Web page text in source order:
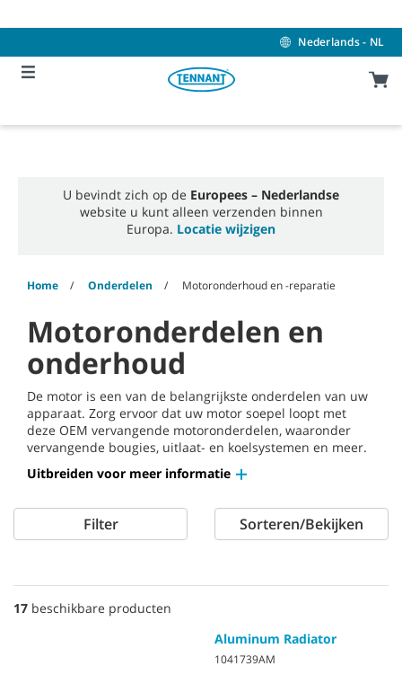
to
to
menu
Nederlands - NL
U bevindt zich op de Europees – Nederlandse
website u kunt alleen verzenden binnen
Europa. Locatie wijzigen
Home Onderdelen Motoronderhoud en -reparatie
Motoronderdelen en
onderhoud
De motor is een van de belangrijkste onderdelen van uw
apparaat. Zorg ervoor dat uw motor soepel loopt met
deze OEM vervangende motoronderdelen, waaronder
vervangende bougies, uitlaat- en koelsystemen en meer.
Uitbreiden voor meer informatie
Filter Sorteren/Bekijken
17 beschikbare producten
Aluminum Radiator
1041739AM